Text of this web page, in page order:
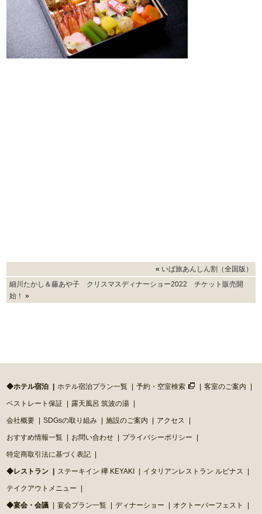
« いば旅あんしん割（全国版）
細川たかし＆藤あや子 クリスマスディナーショー2022 チケット販売開
始！ »
◆ホテル宿泊 ホテル宿泊プラン一覧 予約・空室検索 客室のご案内
ベストレート保証 露天風呂 筑波の湯
会社概要 SDGsの取り組み 施設のご案内 アクセス
おすすめ情報一覧 お問い合わせ プライバシーポリシー
特定商取引法に基づく表記
◆レストラン ステーキイン 欅 KEYAKI イタリアンレストラン ルピナス
テイクアウトメニュー
◆宴会・会議 宴会プラン一覧 ディナーショー オクトーバーフェスト